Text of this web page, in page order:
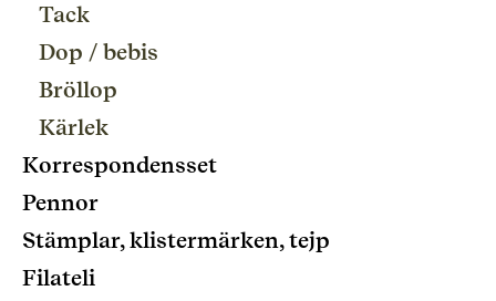
Tack
Dop / bebis
Bröllop
Kärlek
Korrespondensset
Pennor
Stämplar, klistermärken, tejp
Filateli